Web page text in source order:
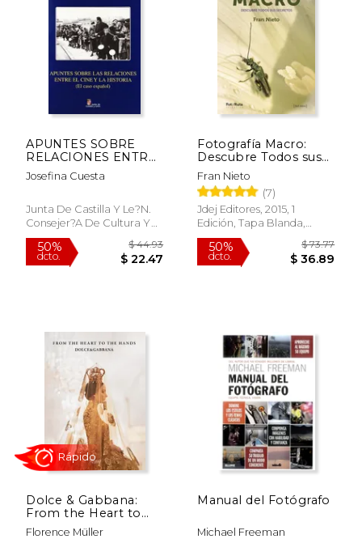
15%
dcto. $ 27.16
15%
dcto.
15%
dcto. $ 33.96
15%
dcto.
APUNTES SOBRE
RELACIONES ENTRE
CINE Y HISTORIA
(CASO ESPA?OL
Josefina Cuesta
Junta De Castilla Y Le?n.
Consejer?a De Cultura Y
Turismo, Tapa Blanda,
Nuevo
Fotografía Macro:
Descubre Todos sus
Secretos
Fran Nieto
(7)
Jdej Editores, 2015, 1
Edición, Tapa Blanda,
Nuevo
Dolce & Gabbana:
From the Heart to
the Hands (en Inglés)
Florence Müller
Manual del Fotógrafo
Michael Freeman